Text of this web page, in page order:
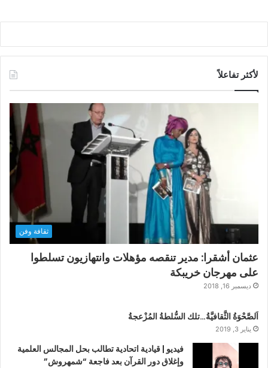
لأكثر تفاعلاً
ثقافة وفن
عثمان أشقرا: مدير تنقصه مؤهلات وانتهازيون تسلطوا
على مهرجان خريبكة
ديسمبر 16, 2018
اَلصَّحْوَةُ الثَّقافيَّةُ…تلك السُّلطةُ المُزْعجةُ
يناير 3, 2019
فيديو | قيادية اتحادية تطالب بحل المجالس العلمية
وإغلاق دور القرآن بعد فاجعة “شمهروش”